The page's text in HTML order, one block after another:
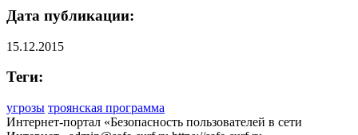
Дата публикации:
15.12.2015
Теги:
угрозы троянская программа
Интернет-портал «Безопасность пользователей в сети